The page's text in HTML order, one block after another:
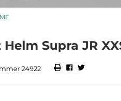
Helm Supra JR
24922